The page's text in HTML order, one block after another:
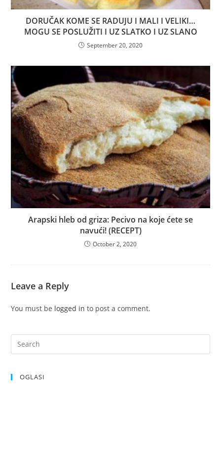
DORUČAK KOME SE RADUJU I MALI I VELIKI…
MOGU SE POSLUŽITI I UZ SLATKO I UZ SLANO
September 20, 2020
Arapski hleb od griza: Pecivo na koje ćete se
navući! (RECEPT)
October 2, 2020
Leave a Reply
You must be logged in to post a comment.
OGLASI